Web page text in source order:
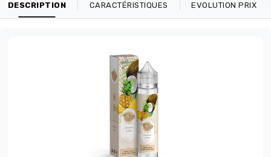
DESCRIPTION CARACTÉRISTIQUES EVOLUTION PRIX